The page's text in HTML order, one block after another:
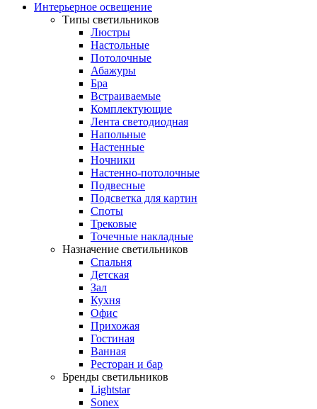
Интерьерное освещение
Типы светильников
Люстры
Настольные
Потолочные
Абажуры
Бра
Встраиваемые
Комплектующие
Лента светодиодная
Напольные
Настенные
Ночники
Настенно-потолочные
Подвесные
Подсветка для картин
Споты
Трековые
Точечные накладные
Назначение светильников
Спальня
Детская
Зал
Кухня
Офис
Прихожая
Гостиная
Ванная
Ресторан и бар
Бренды светильников
Lightstar
Sonex